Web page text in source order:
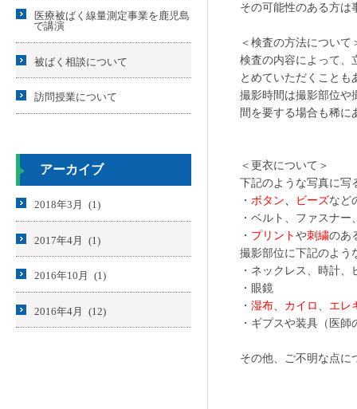
その可能性のある方は
＜検査の方法について
検査の内容によって、
とめていただくことも
撮影時間は撮影部位や
間を要する場合も稀に
＜更衣について＞
下記のような写真に写
・ ボタン ビーズなど
・ベルト、ファスナ
・ プリントや刺繍のあ
撮影部位に下記のよう
・ネックレス、時計
・眼鏡
・ 湿布 カイロ
エレ
・ギプスや装具（医
その他、ご不明な点に
医療被ばく線量測定事業を鹿児島
で講演
被ばく相談について
訪問授業について
アーカイブ
2018年3月 (1)
2017年4月 (1)
2016年10月 (1)
2016年4月 (12)